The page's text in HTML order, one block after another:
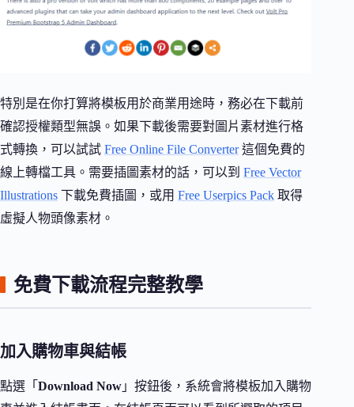
特別是在你打算將模板用於商業用途時，務必在下載前
確認授權類型無誤。如果下載後需要對圖片素材進行格
式轉換，可以試試 Free Online File Converter這個免費的
線上轉檔工具。需要插圖素材的話，可以到 Free Vector
Illustrations 下載免費插圖，或用 Free Userpics Pack 取得
虛擬人物頭像素材。
免費下載流程完整教學
加入購物車與結帳
點選「 Download Now 」按鈕後，系統會將模板加入購物